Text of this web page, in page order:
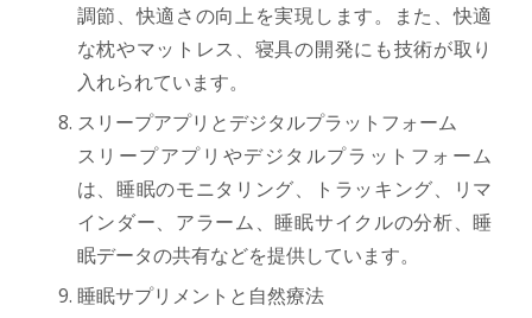
調節、快適さの向上を実現します。また、快適
な枕やマットレス、寝具の開発にも技術が取り
入れられています。
スリープアプリとデジタルプラットフォーム
スリープアプリやデジタルプラットフォーム
は、睡眠のモニタリング、トラッキング、リマ
インダー、アラーム、睡眠サイクルの分析、睡
眠データの共有などを提供しています。
睡眠サプリメントと自然療法